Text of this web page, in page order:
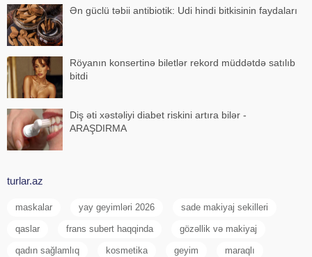
Ən güclü təbii antibiotik: Udi hindi bitkisinin faydaları
Röyanın konsertinə biletlər rekord müddətdə satılıb
bitdi
Diş əti xəstəliyi diabet riskini artıra bilər -
ARAŞDIRMA
turlar.az
maskalar yay geyimləri 2026 sade makiyaj sekilleri
qaslar frans subert haqqinda gözəllik və makiyaj
qadın sağlamlıq kosmetika geyim maraqlı